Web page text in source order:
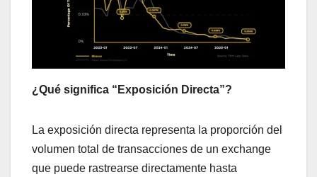
¿Qué significa “Exposición Directa”?
La exposición directa representa la proporción del
volumen total de transacciones de un exchange
que puede rastrearse directamente hasta